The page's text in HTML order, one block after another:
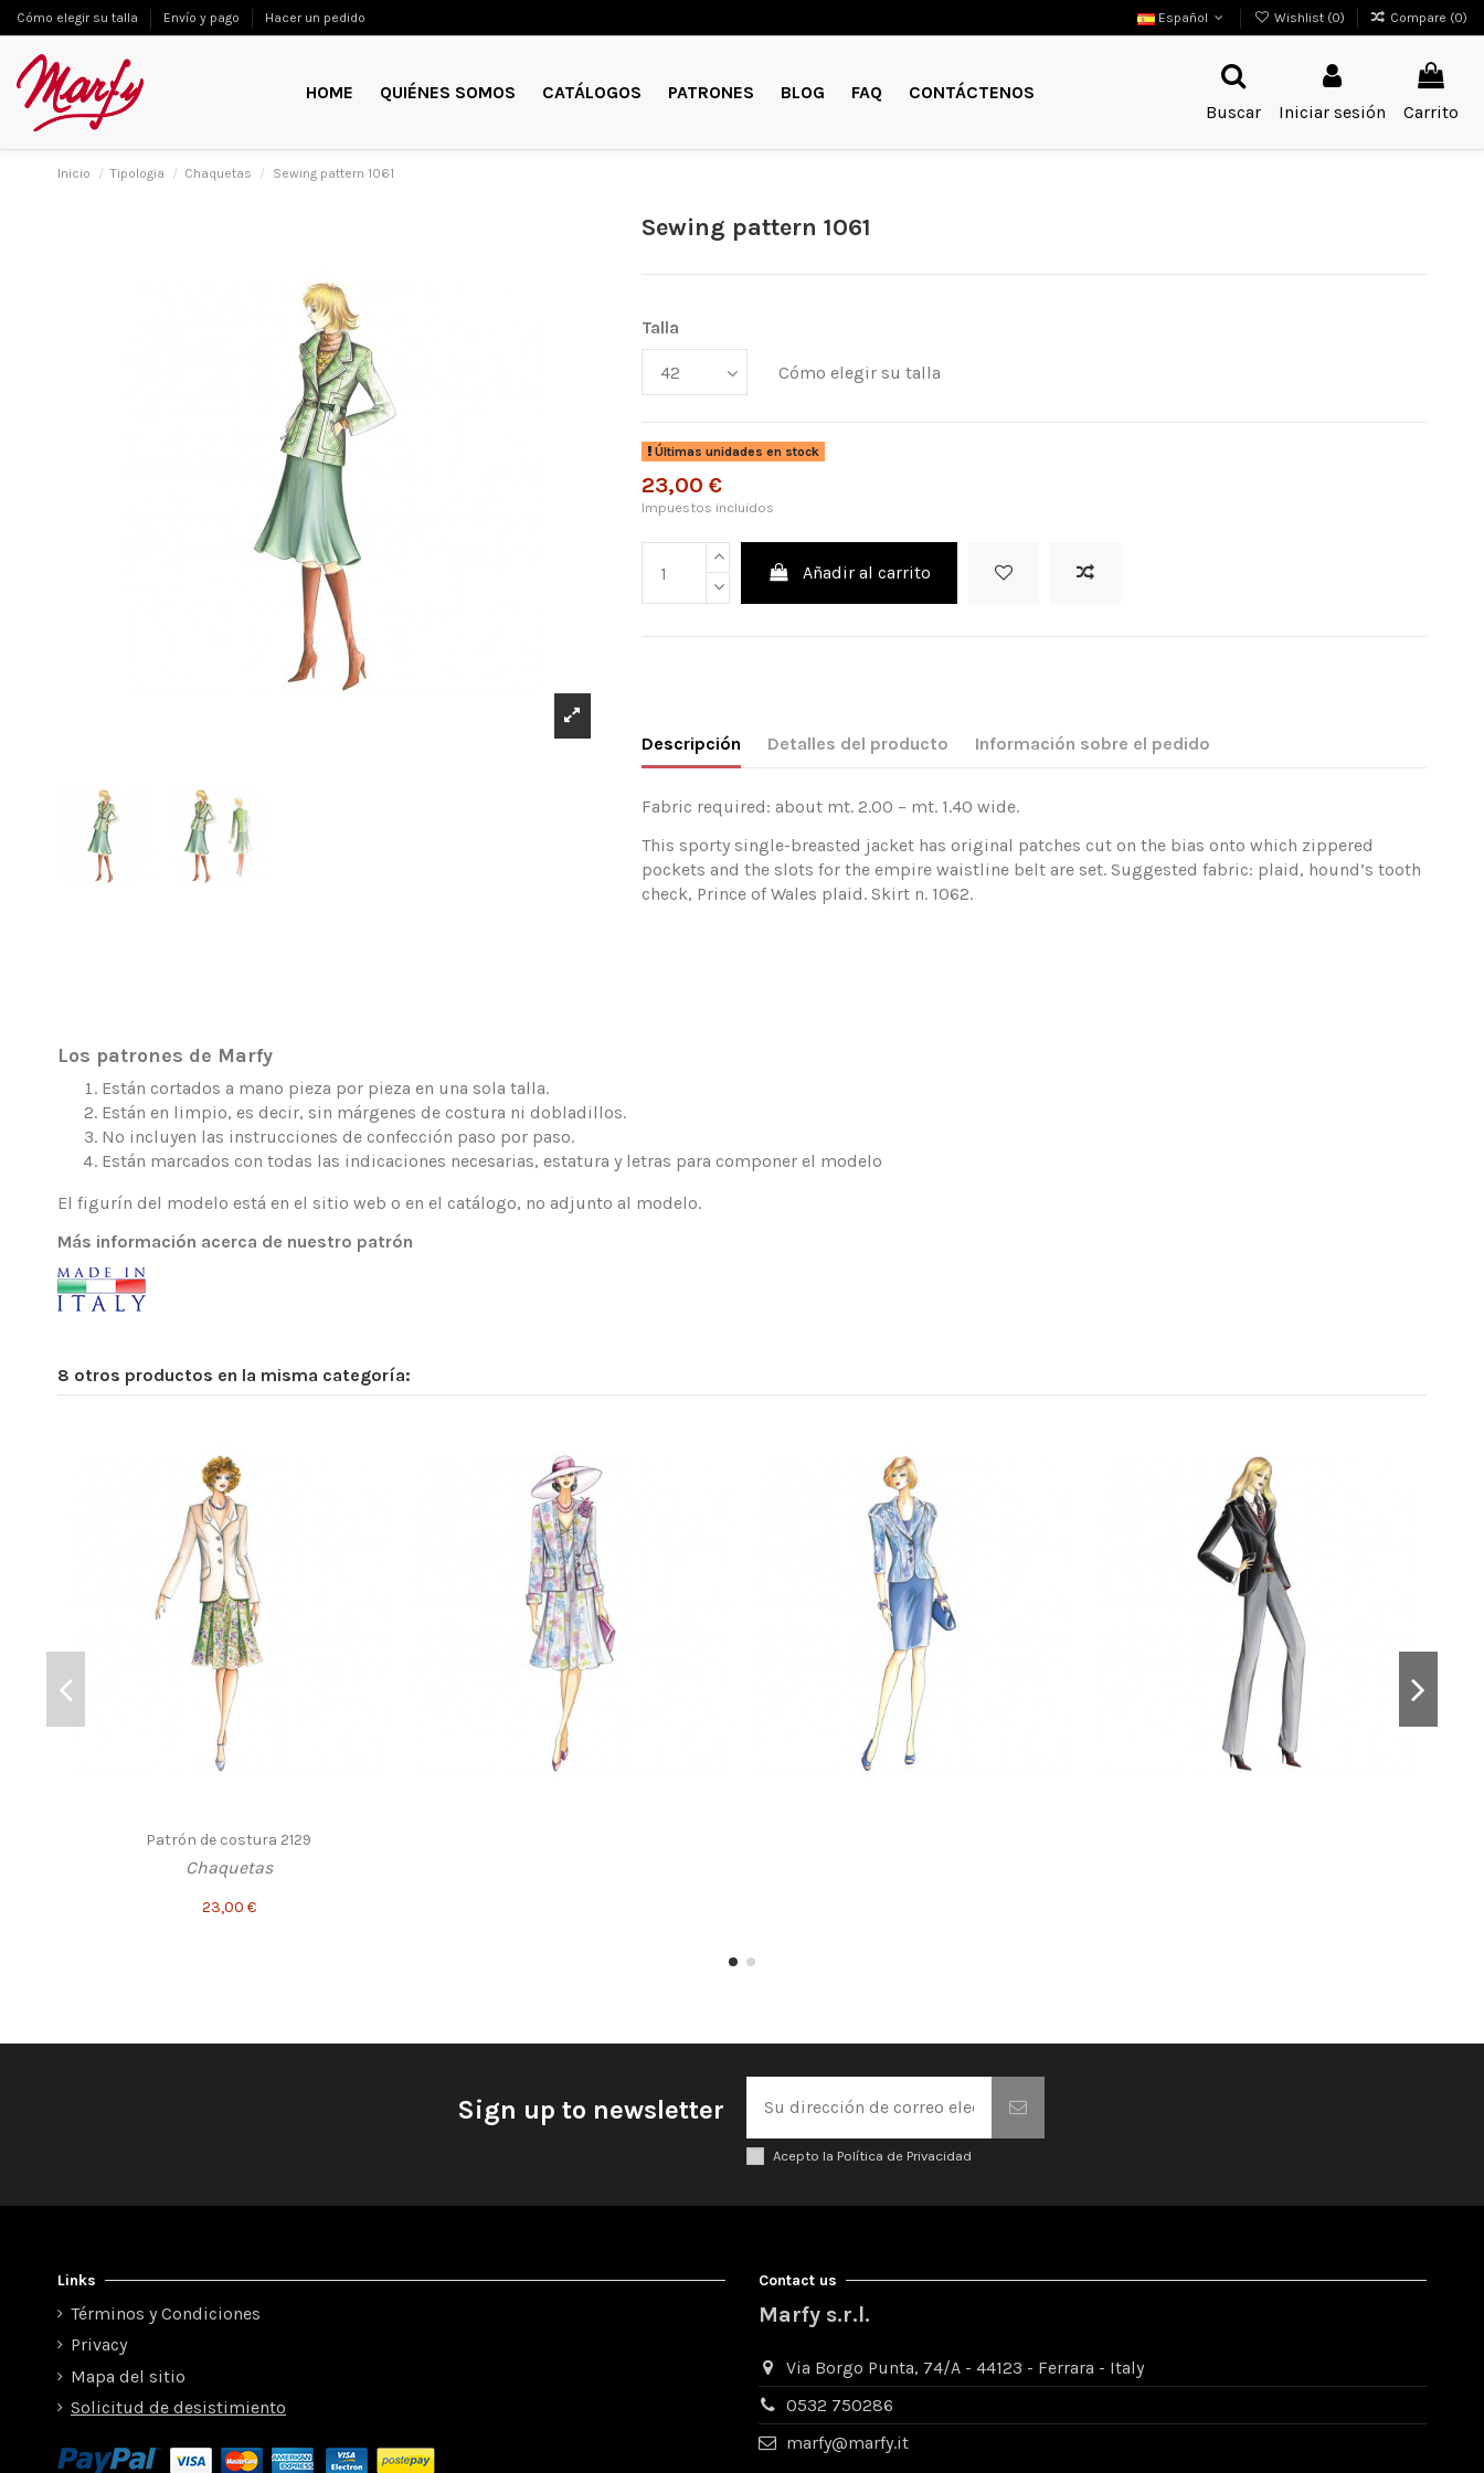
Cómo elegir su talla Envío y pago Hacer un pedido Español Wishlist (0) Compare (0)
HOME QUIÉNES SOMOS CATÁLOGOS PATRONES BLOG FAQ
CONTÁCTENOS
Buscar
Iniciar sesión Carrito
Inicio Tipologia Chaquetas Sewing pattern 1061
Sewing pattern 1061
Talla
Cómo elegir su talla
Últimas unidades en stock
23,00 €
Impuestos incluidos
Añadir al carrito
Descripción Detalles del producto Información sobre el pedido
Fabric required: about mt. 2.00 – mt. 1.40 wide.
This sporty single-breasted jacket has original patches cut on the bias onto which zippered
pockets and the slots for the empire waistline belt are set. Suggested fabric: plaid, hound’s tooth
check, Prince of Wales plaid. Skirt n. 1062.
Los patrones de Marfy
Están cortados a mano pieza por pieza en una sola talla.
Están en limpio, es decir, sin márgenes de costura ni dobladillos.
No incluyen las instrucciones de confección paso por paso.
Están marcados con todas las indicaciones necesarias, estatura y letras para componer el modelo
El figurín del modelo está en el sitio web o en el catálogo, no adjunto al modelo.
Más información acerca de nuestro patrón
8 otros productos en la misma categoría:
Patrón de costura 2129
Chaquetas
23,00 €
Sign up to newsletter
Acepto la Política de Privacidad
Links
Términos y Condiciones
Privacy
Mapa del sitio
Solicitud de desistimiento
Contact us
Marfy s.r.l.
Via Borgo Punta, 74/A - 44123 - Ferrara - Italy
0532 750286
marfy@marfy.it